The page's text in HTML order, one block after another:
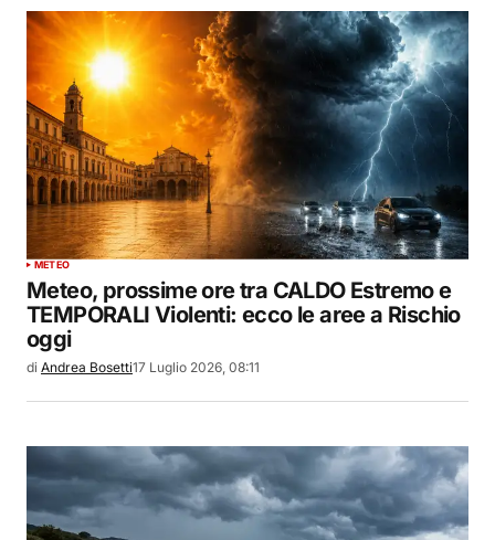
METEO
Meteo, prossime ore tra CALDO Estremo e
TEMPORALI Violenti: ecco le aree a Rischio
oggi
di Andrea Bosetti17 Luglio 2026, 08:11